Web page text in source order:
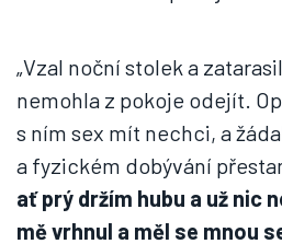
„Vzal noční stolek a
nemohla z pokoje odejít.
s ním sex mít nechci, a
a fyzickém dobývání
ať prý držím hubu a už nic
mě vrhnul a měl se mnou